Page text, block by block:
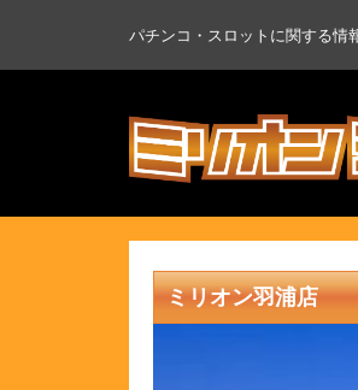
パチンコ・スロットに関する情
ミリオン羽浦店